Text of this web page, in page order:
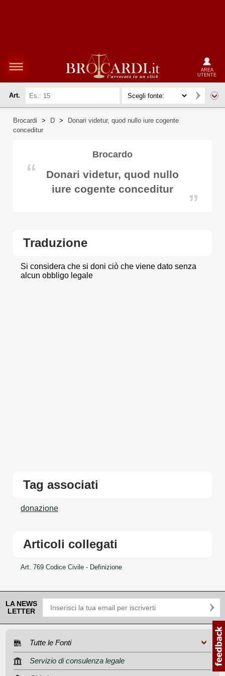
AREA
UTENTE
Art.
Brocardi > D >
Donari videtur, quod nullo iure cogente
conceditur
Brocardo
“
Donari videtur, quod nullo
iure cogente conceditur
”
Traduzione
Si considera che si doni ciò che viene dato senza
alcun obbligo legale
Tag associati
donazione
Articoli collegati
Art. 769 Codice Civile - Definizione
LA NEWS
LETTER
Tutte le Fonti
Servizio di consulenza legale